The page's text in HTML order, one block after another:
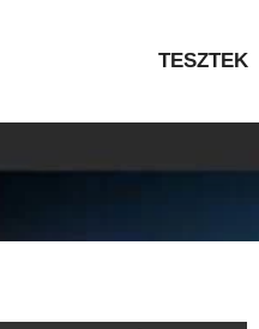
TESZTEK